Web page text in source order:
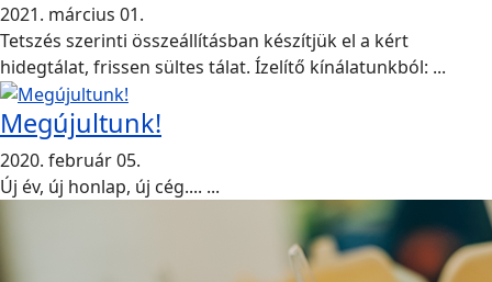
2021. március 01.
Tetszés szerinti összeállításban készítjük el a kért
hidegtálat, frissen sültes tálat. Ízelítő kínálatunkból: ...
Megújultunk!
2020. február 05.
Új év, új honlap, új cég.... ...